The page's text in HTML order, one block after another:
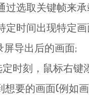
选取关键帧来
时间出现特定
导出后的画面;
时刻，鼠标右键
要的画面(例如